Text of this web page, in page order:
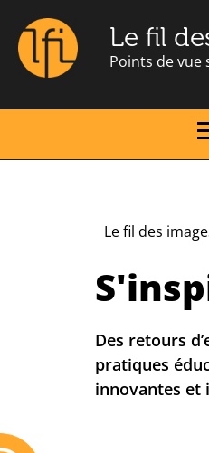
Le fil
Points de vue
Le fil des
Des retours
pratiques
innovantes et